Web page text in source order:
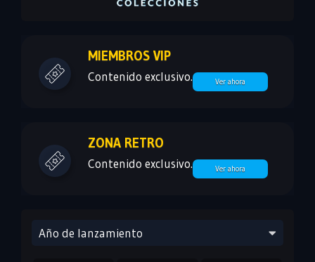
MIEMBROS VIP
Contenido exclusivo. Ver ahora
ZONA RETRO
Contenido exclusivo. Ver ahora
Año de lanzamiento